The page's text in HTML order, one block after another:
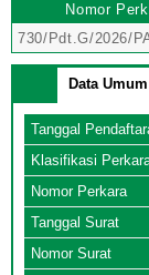
Nomor
730/Pdt.G/2026/
Data Umum
Tanggal
Klasifikasi
Nomor Perkara
Tanggal Surat
Nomor Surat